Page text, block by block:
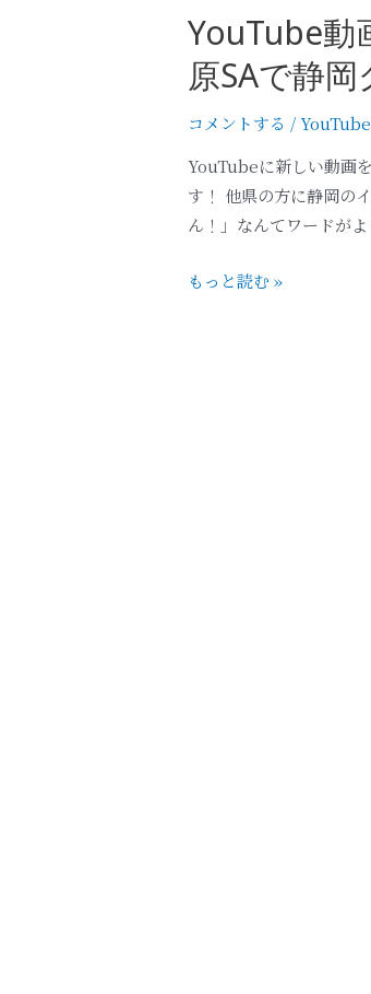
YouTube
原SAで静岡
コメントする /YouTube
YouTubeに新しい動画
す！ 他県の方に静岡の
ん！」なんてワードが
もっと読む »